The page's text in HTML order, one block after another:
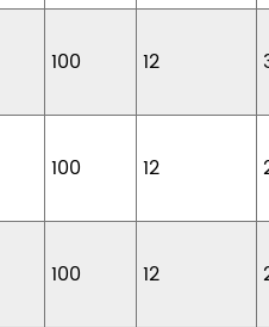
100 12
100 12
100 12